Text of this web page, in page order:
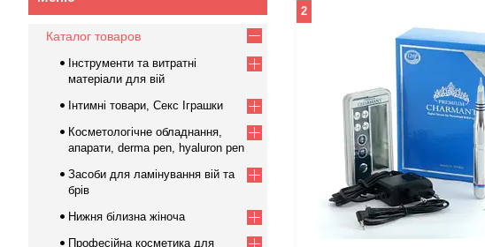
2
Каталог товаров
Інструменти та витратні
матеріали для вій
Інтимні товари, Секс Іграшки
Косметологічне обладнання,
апарати, derma pen, hyaluron pen
Засоби для ламінування вій та
брів
Нижня білизна жіноча
Професійна косметика для